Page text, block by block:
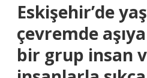
Eskişehir’de
çevremde
bir grup insan